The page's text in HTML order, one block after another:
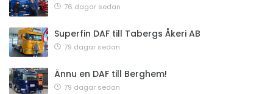
76 dagar sedan
Superfin DAF till Tabergs Åkeri AB
79 dagar sedan
Ännu en DAF till Berghem!
79 dagar sedan